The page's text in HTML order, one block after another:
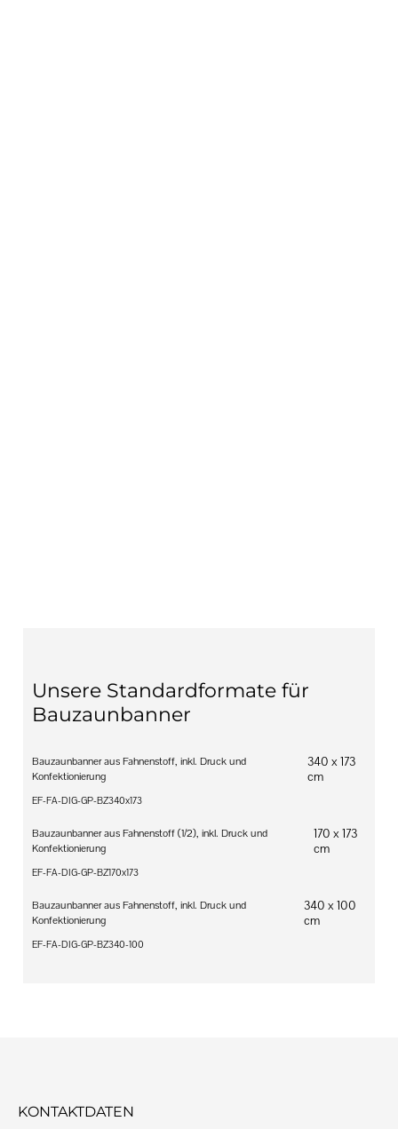
Unsere Standardformate für
Bauzaunbanner
Bauzaunbanner aus Fahnenstoff, inkl. Druck und
Konfektionierung
340 x 173
cm
EF-FA-DIG-GP-BZ340x173
Bauzaunbanner aus Fahnenstoff (1/2), inkl. Druck und
Konfektionierung
170 x 173
cm
EF-FA-DIG-GP-BZ170x173
Bauzaunbanner aus Fahnenstoff, inkl. Druck und
Konfektionierung
340 x 100
cm
EF-FA-DIG-GP-BZ340-100
KONTAKTDATEN